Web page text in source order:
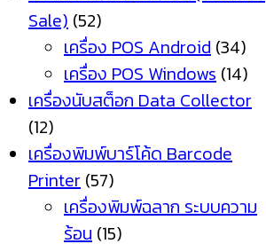
Sale) (52)
เครื่อง POS Android (34)
เครื่อง POS Windows (14)
เครื่องนับสต็อก Data Collector
(12)
เครื่องพิมพ์บาร์โค้ด Barcode
Printer (57)
เครื่องพิมพ์ฉลาก ระบบความ
ร้อน (15)